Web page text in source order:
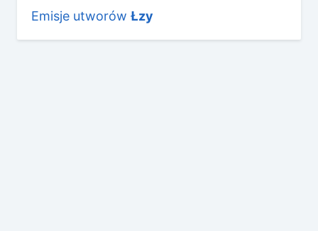
Emisje utworów Łzy